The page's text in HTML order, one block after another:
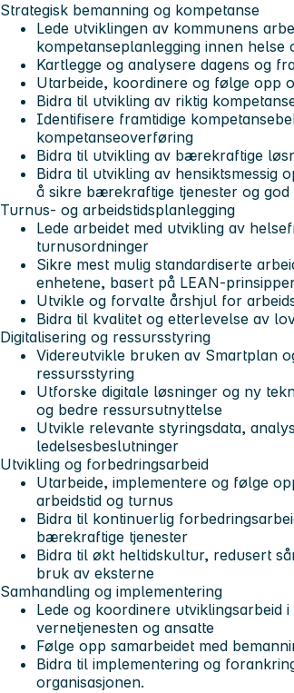
Strategisk bemanning og kompetanse
Lede utviklingen av kommunens
kompetanseplanlegging innen helse
Kartlegge og analysere dagens og
Utarbeide, koordinere og følge opp
Bidra til utvikling av riktig
Identifisere framtidige
kompetanseoverføring
Bidra til utvikling av bærekraftige
Bidra til utvikling av hensiktsmessig
å sikre bærekraftige tjenester og
Turnus- og arbeidstidsplanlegging
Lede arbeidet med utvikling av
turnusordninger
Sikre mest mulig standardiserte
enhetene, basert på LEAN-
Utvikle og forvalte årshjul for
Bidra til kvalitet og etterlevelse av
Digitalisering og ressursstyring
Videreutvikle bruken av Smartplan
ressursstyring
Utforske digitale løsninger og ny
og bedre ressursutnyttelse
Utvikle relevante styringsdata,
ledelsesbeslutninger
Utvikling og forbedringsarbeid
Utarbeide, implementere og følge
arbeidstid og turnus
Bidra til kontinuerlig
bærekraftige tjenester
Bidra til økt heltidskultur, redusert
bruk av eksterne
Samhandling og implementering
Lede og koordinere utviklingsarbeid
vernetjenesten og ansatte
Følge opp samarbeidet med
Bidra til implementering og
organisasjonen.